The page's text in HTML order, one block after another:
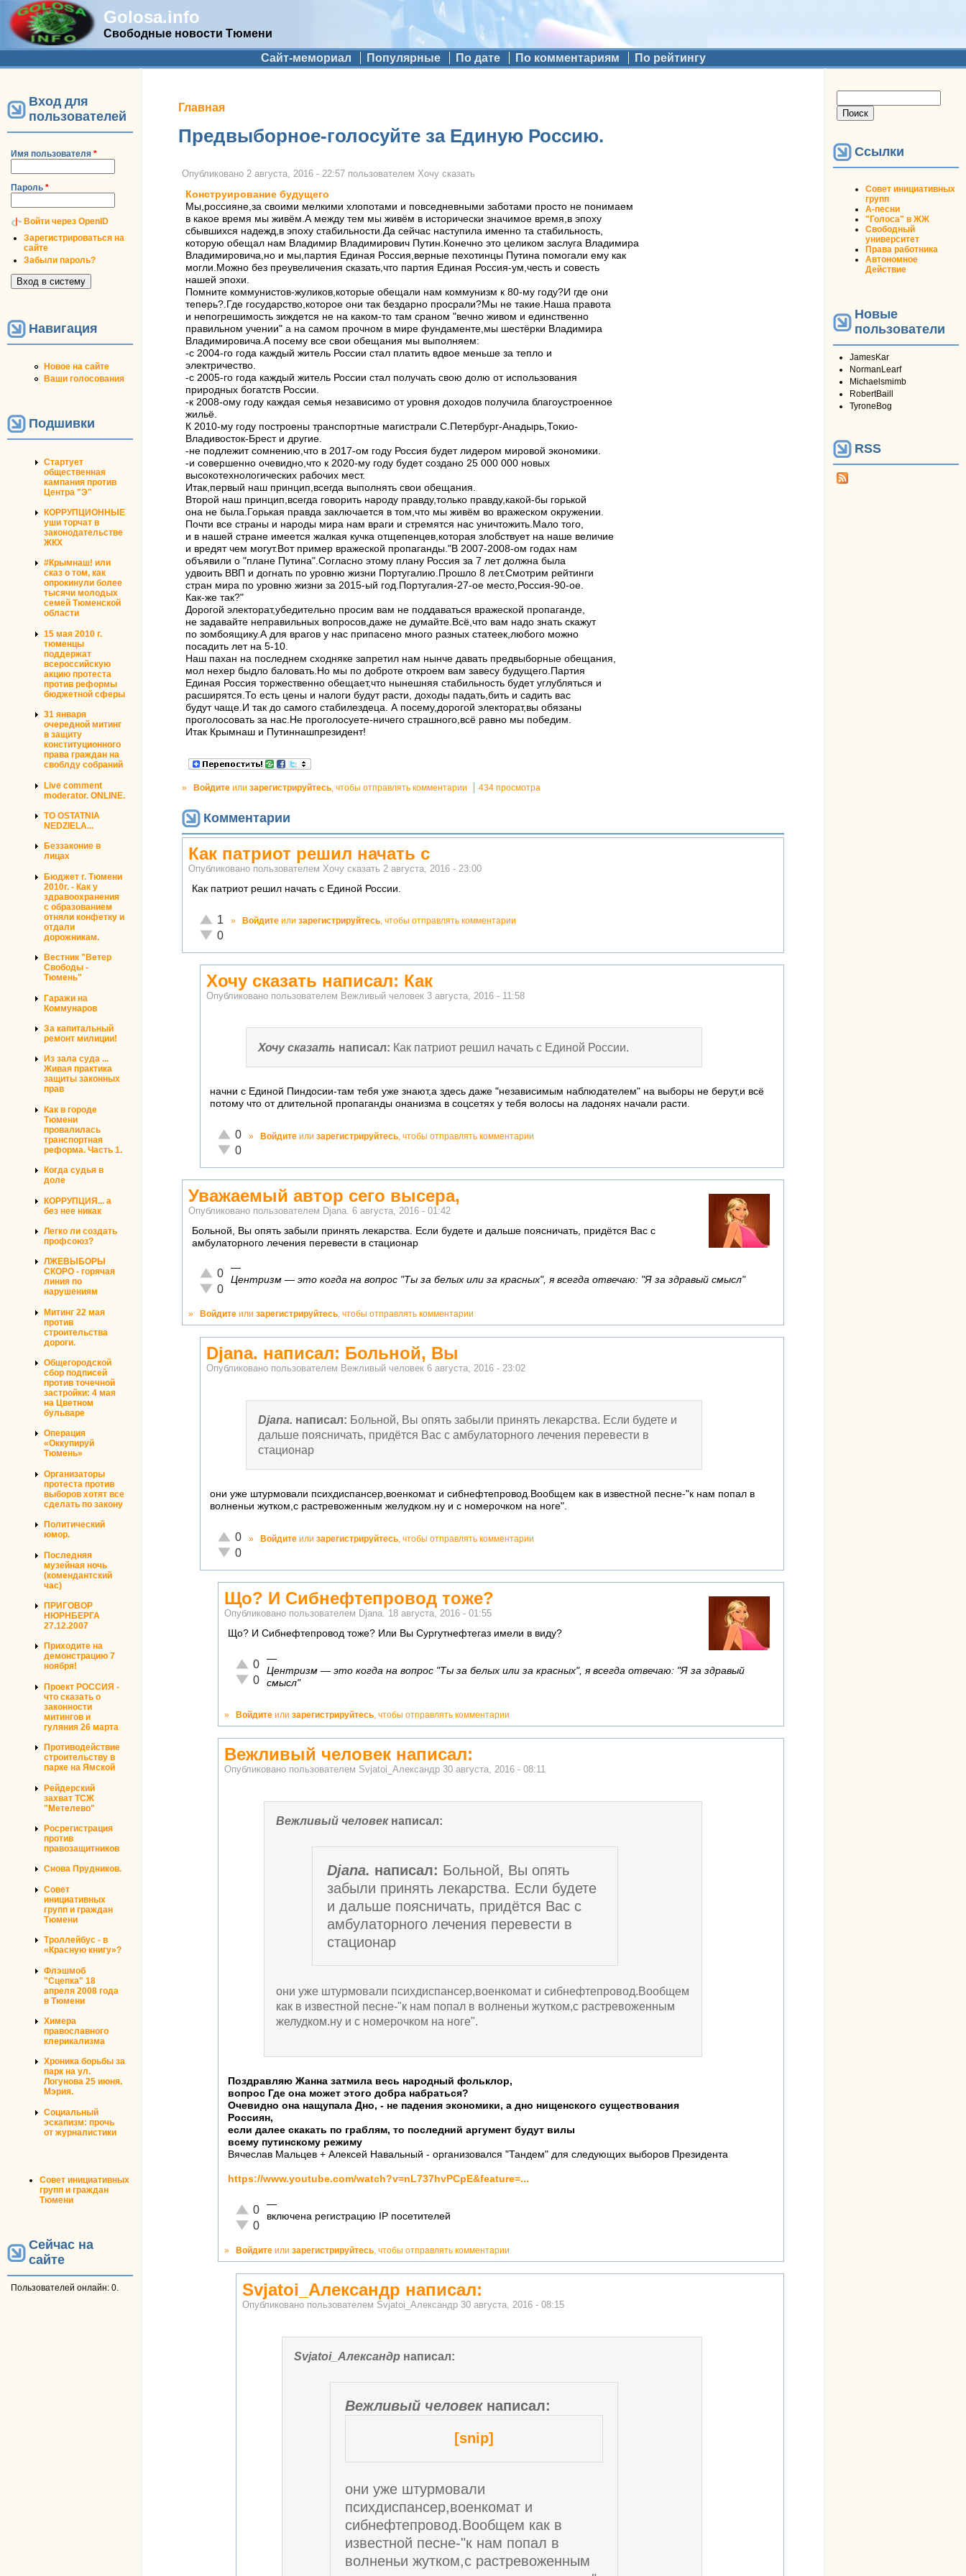
Golosa.info
Свободные новости Тюмени
Дополнительное меню Сайт-мемориал Популярные По дате По комментариям По рейтингу
Вход для
пользователей
Имя пользователя *
Пароль *
Войти через OpenID
Зарегистрироваться на
сайте
Забыли пароль?
Навигация
Новое на сайте
Ваши голосования
Подшивки
Стартует
общественная
кампания против
Центра "Э"
КОРРУПЦИОННЫЕ
уши торчат в
законодательстве
ЖКХ
#Крымнаш! или
сказ о том, как
опрокинули более
тысячи молодых
семей Тюменской
области
15 мая 2010 г.
тюменцы
поддержат
всероссийскую
акцию протеста
против реформы
бюджетной сферы
31 января
очередной митинг
в защиту
конституционного
права граждан на
своблду собраний
Live comment
moderator. ONLINE.
TO OSTATNIA
NEDZIELA...
Беззаконие в
лицах
Бюджет г. Тюмени
2010г. - Как у
здравоохранения
с образованием
отняли конфетку и
отдали
дорожникам.
Вестник "Ветер
Свободы -
Тюмень"
Гаражи на
Коммунаров
За капитальный
ремонт милиции!
Из зала суда ...
Живая практика
защиты законных
прав
Как в городе
Тюмени
провалилась
транспортная
реформа. Часть 1.
Когда судья в
доле
КОРРУПЦИЯ... а
без нее никак
Легко ли создать
профсоюз?
ЛЖЕВЫБОРЫ
СКОРО - горячая
линия по
нарушениям
Митинг 22 мая
против
строительства
дороги.
Общегородской
сбор подписей
против точечной
застройки: 4 мая
на Цветном
бульваре
Операция
«Оккупируй
Тюмень»
Организаторы
протеста против
выборов хотят все
сделать по закону
Политический
юмор.
Последняя
музейная ночь
(комендантский
час)
ПРИГОВОР
НЮРНБЕРГА
27.12.2007
Приходите на
демонстрацию 7
ноября!
Проект РОССИЯ -
что сказать о
законности
митингов и
гуляния 26 марта
Противодействие
строительству в
парке на Ямской
Рейдерский
захват ТСЖ
"Метелево"
Росрегистрация
против
правозащитников
Снова Прудников.
Совет
инициативных
групп и граждан
Тюмени
Троллейбус - в
«Красную книгу»?
Флэшмоб
"Сцепка" 18
апреля 2008 года
в Тюмени
Химера
православного
клерикализма
Хроника борьбы за
парк на ул.
Логунова 25 июня.
Мэрия.
Социальный
эскапизм: прочь
от журналистики
Совет инициативных
групп и граждан
Тюмени
Сейчас на
сайте
Пользователей онлайн: 0.
Вы здесь
Главная
Предвыборное-голосуйте за Единую Россию.
Опубликовано 2 августа, 2016 - 22:57 пользователем Хочу сказать
Конструирование будущего
Мы,россияне,за своими мелкими хлопотами и повседневными заботами просто не понимаем
в какое время мы живём.А между тем мы живём в исторически значимое время,в эпоху
сбывшихся надежд,в эпоху стабильности.Да сейчас наступила именно та стабильность,
которую обещал нам Владимир Владимирович Путин.Конечно это целиком заслуга Владимира
Владимировича,но и мы,партия Единая Россия,верные пехотинцы Путина помогали ему как
могли.Можно без преувеличения сказать,что партия Единая Россия-ум,честь и совесть
нашей эпохи.
Помните коммунистов-жуликов,которые обещали нам коммунизм к 80-му году?И где они
теперь?.Где государство,которое они так бездарно просрали?Мы не такие.Наша правота
и непогрешимость зиждется не на каком-то там сраном "вечно живом и единственно
правильном учении" а на самом прочном в мире фундаменте,мы шестёрки Владимира
Владимировича.А посему все свои обещания мы выполняем:
-с 2004-го года каждый житель России стал платить вдвое меньше за тепло и
электричество.
-с 2005-го года каждый житель России стал получать свою долю от использования
природных богатств России.
-к 2008-ому году каждая семья независимо от уровня доходов получила благоустроенное
жильё.
К 2010-му году построены транспортные магистрали С.Петербург-Анадырь,Токио-
Владивосток-Брест и другие.
-не подлежит сомнению,что в 2017-ом году Россия будет лидером мировой экономики.
-и совершенно очевидно,что к 2020-му году будет создано 25 000 000 новых
высокотехнологических рабочих мест.
Итак,первый наш принцип,всегда выполнять свои обещания.
Второй наш принцип,всегда говорить народу правду,только правду,какой-бы горькой
она не была.Горькая правда заключается в том,что мы живём во вражеском окружении.
Почти все страны и народы мира нам враги и стремятся нас уничтожить.Мало того,
и в нашей стране имеется жалкая кучка отщепенцев,которая злобствует на наше величие
и вредят чем могут.Вот пример вражеской пропаганды."В 2007-2008-ом годах нам
объявили о "плане Путина".Согласно этому плану Россия за 7 лет должна была
удвоить ВВП и догнать по уровню жизни Португалию.Прошло 8 лет.Смотрим рейтинги
стран мира по уровню жизни за 2015-ый год.Португалия-27-ое место,Россия-90-ое.
Как-же так?"
Дорогой электорат,убедительно просим вам не поддаваться вражеской пропаганде,
не задавайте неправильных вопросов,даже не думайте.Всё,что вам надо знать скажут
по зомбоящику.А для врагов у нас припасено много разных статеек,любого можно
посадить лет на 5-10.
Наш пахан на последнем сходняке запретил нам нынче давать предвыборные обещания,
мол нехер быдло баловать.Но мы по доброте откроем вам завесу будущего.Партия
Единая Россия торжественно обещает,что нынешняя стабильность будет углубляться и
расширятся.То есть цены и налоги будут расти, доходы падать,бить и садить вас
будут чаще.И так до самого стабилездеца. А посему,дорогой электорат,вы обязаны
проголосовать за нас.Не проголосуете-ничего страшного,всё равно мы победим.
Итак Крымнаш и Путиннашпрезидент!
» Войдите или зарегистрируйтесь , чтобы отправлять комментарии 434 просмотра
Комментарии
Как патриот решил начать с
Опубликовано пользователем Хочу сказать 2 августа, 2016 - 23:00
Как патриот решил начать с Единой России.
Отлично!
1
Неадекватно!
0
» Войдите или зарегистрируйтесь, чтобы отправлять комментарии
Хочу сказать написал: Как
Опубликовано пользователем Вежливый человек 3 августа, 2016 - 11:58
Хочу сказать написал: Как патриот решил начать с Единой России.
начни с Единой Пиндосии-там тебя уже знают,а здесь даже "независимым наблюдателем" на выборы не берут,и всё
потому что от длительной пропаганды онанизма в соцсетях у тебя волосы на ладонях начали расти.
Отлично!
0
Неадекватно!
0
» Войдите или зарегистрируйтесь , чтобы отправлять комментарии
Уважаемый автор сего высера,
Опубликовано пользователем Djana. 6 августа, 2016 - 01:42
Больной, Вы опять забыли принять лекарства. Если будете и дальше поясничать, придётся Вас с
амбулаторного лечения перевести в стационар
Отлично!
0
Неадекватно!
0
—
Центризм — это когда на вопрос "Ты за белых или за красных", я всегда отвечаю: "Я за здравый смысл"
» Войдите или зарегистрируйтесь, чтобы отправлять комментарии
Djana. написал: Больной, Вы
Опубликовано пользователем Вежливый человек 6 августа, 2016 - 23:02
Djana. написал: Больной, Вы опять забыли принять лекарства. Если будете и
дальше поясничать, придётся Вас с амбулаторного лечения перевести в
стационар
они уже штурмовали психдиспансер,военкомат и сибнефтепровод.Вообщем как в известной песне-"к нам попал в
волненьи жутком,с растревоженным желудком.ну и с номерочком на ноге".
Отлично!
0
Неадекватно!
0
» Войдите или зарегистрируйтесь, чтобы отправлять комментарии
Що? И Сибнефтепровод тоже?
Опубликовано пользователем Djana. 18 августа, 2016 - 01:55
Що? И Сибнефтепровод тоже? Или Вы Сургутнефтегаз имели в виду?
Отлично!
0
Неадекватно!
0
—
Центризм — это когда на вопрос "Ты за белых или за красных", я всегда отвечаю: "Я за здравый
смысл"
» Войдите или зарегистрируйтесь, чтобы отправлять комментарии
Вежливый человек написал:
Опубликовано пользователем Svjatoi_Александр 30 августа, 2016 - 08:11
Вежливый человекнаписал:
Djana. написал: Больной, Вы опять
забыли принять лекарства. Если будете
и дальше поясничать, придётся Вас с
амбулаторного лечения перевести в
стационар
они уже штурмовали психдиспансер,военкомат и сибнефтепровод.Вообщем
как в известной песне-"к нам попал в волненьи жутком,с растревоженным
желудком.ну и с номерочком на ноге".
Поздравляю Жанна затмила весь народный фольклор,
вопрос Где она может этого добра набраться?
Очевидно она нащупала Дно, - не падения экономики, а дно нищенского существования
Россиян,
если далее скакать по граблям, то последний аргумент будут вилы
всему путинскому режиму
Вячеслав Мальцев + Алексей Навальный - организовался "Тандем" для следующих выборов Президента
https://www.youtube.com/watch?v=nL737hvPCpE&feature=...
Отлично!
0
Неадекватно!
0
—
включена регистрацию IP посетителей
» Войдите или зарегистрируйтесь, чтобы отправлять комментарии
Svjatoi_Александр написал:
Опубликовано пользователем Svjatoi_Александр 30 августа, 2016 - 08:15
Svjatoi_Александр написал:
Вежливый человекнаписал:
[snip]
они уже штурмовали
психдиспансер,военкомат и
сибнефтепровод.Вообщем как в
известной песне-"к нам попал в
волненьи жутком,с растревоженным
Ссылки
Совет инициативных
групп
А-песни
"Голоса" в ЖЖ
Свободный
университет
Права работника
Автономное
Действие
Новые
пользователи
JamesKar
NormanLearf
Michaelsmimb
RobertBaill
TyroneBog
RSS